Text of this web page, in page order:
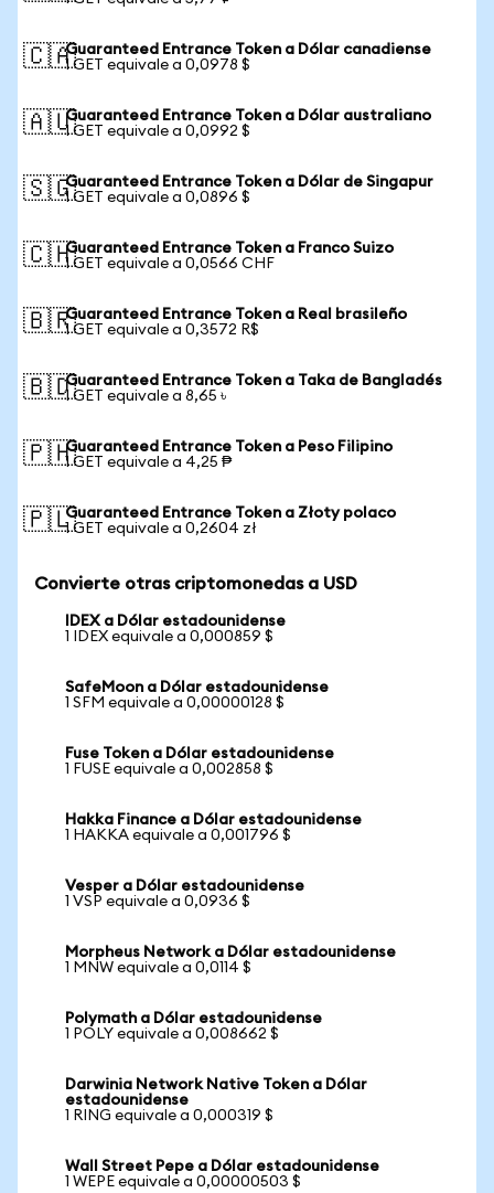
🇨🇦Guaranteed Entrance Token a Dólar canadiense
1 GET equivale a 0,0978 $
🇦🇺Guaranteed Entrance Token a Dólar australiano
1 GET equivale a 0,0992 $
🇸🇬Guaranteed Entrance Token a Dólar de Singapur
1 GET equivale a 0,0896 $
🇨🇭Guaranteed Entrance Token a Franco Suizo
1 GET equivale a 0,0566 CHF
🇧🇷Guaranteed Entrance Token a Real brasileño
1 GET equivale a 0,3572 R$
🇧🇩Guaranteed Entrance Token a Taka de Bangladés
1 GET equivale a 8,65 ৳
🇵🇭Guaranteed Entrance Token a Peso Filipino
1 GET equivale a 4,25 ₱
🇵🇱Guaranteed Entrance Token a Złoty polaco
1 GET equivale a 0,2604 zł
Convierte otras criptomonedas a USD
IDEX a Dólar estadounidense
1 IDEX equivale a 0,000859 $
SafeMoon a Dólar estadounidense
1 SFM equivale a 0,00000128 $
Fuse Token a Dólar estadounidense
1 FUSE equivale a 0,002858 $
Hakka Finance a Dólar estadounidense
1 HAKKA equivale a 0,001796 $
Vesper a Dólar estadounidense
1 VSP equivale a 0,0936 $
Morpheus Network a Dólar estadounidense
1 MNW equivale a 0,0114 $
Polymath a Dólar estadounidense
1 POLY equivale a 0,008662 $
Darwinia Network Native Token a Dólar
estadounidense
1 RING equivale a 0,000319 $
Wall Street Pepe a Dólar estadounidense
1 WEPE equivale a 0,00000503 $